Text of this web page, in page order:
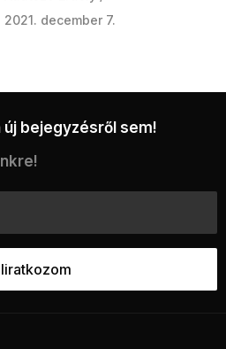
2021. december 7.
új bejegyzésről sem!